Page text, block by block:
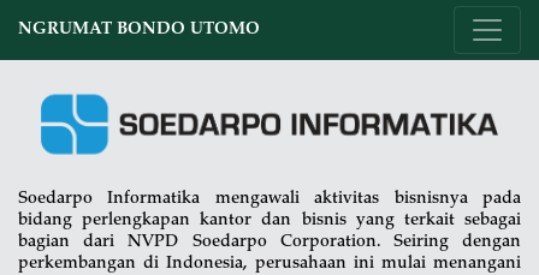
NGRUMAT BONDO UTOMO
Soedarpo Informatika mengawali aktivitas bisnisnya pada
bidang perlengkapan kantor dan bisnis yang terkait sebagai
bagian dari NVPD Soedarpo Corporation. Seiring dengan
perkembangan di Indonesia, perusahaan ini mulai menangani